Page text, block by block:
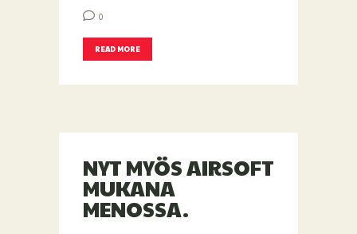
0
READ MORE
NYT MYÖS AIRSOFT
MUKANA
MENOSSA.